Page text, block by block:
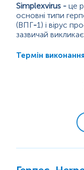
Туберкульоз,
Simplexvirus - це
основні типи
(ВПГ-1) і вірус
зазвичай
з’являтися в
близькому
проявлятися.
Термін виконання